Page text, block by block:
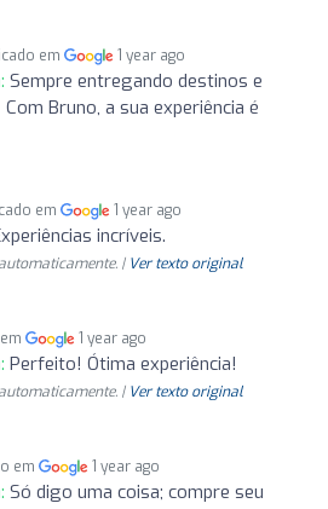
em 1 year ago
Sempre entregando destinos e
Bruno, a sua experiência é
em 1 year ago
incríveis.
| Ver texto original
1 year ago
Perfeito! Ótima experiência!
| Ver texto original
em 1 year ago
Só digo uma coisa; compre seu